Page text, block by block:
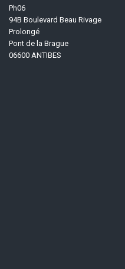
Ph06
94B Boulevard Beau Rivage
Prolongé
Pont de la Brague
06600 ANTIBES